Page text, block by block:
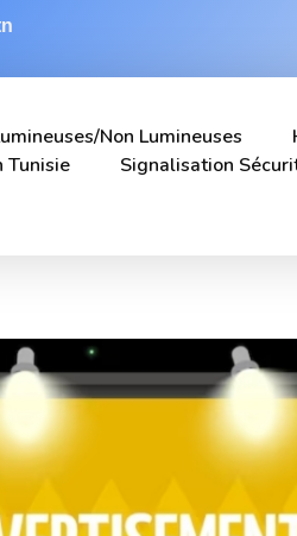
non Lumineuses
Tunisie
Signalisation